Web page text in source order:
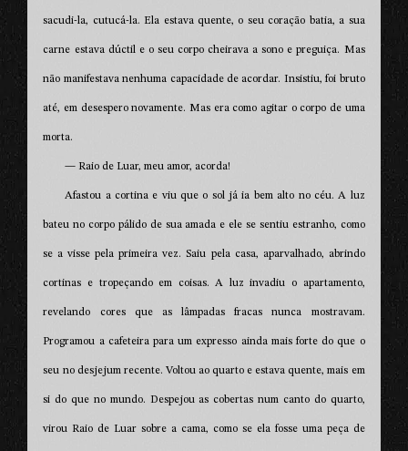
sacudi-la, cutucá-la. Ela estava quente, o seu coração batia, a sua
carne estava dúctil e o seu corpo cheirava a sono e preguiça. Mas
não manifestava nenhuma capacidade de acordar. Insistiu, foi bruto
até, em desespero novamente. Mas era como agitar o corpo de uma
morta.
— Raio de Luar, meu amor, acorda!
Afastou a cortina e viu que o sol já ia bem alto no céu. A luz
bateu no corpo pálido de sua amada e ele se sentiu estranho, como
se a visse pela primeira vez. Saiu pela casa, aparvalhado, abrindo
cortinas e tropeçando em coisas. A luz invadiu o apartamento,
revelando cores que as lâmpadas fracas nunca mostravam.
Programou a cafeteira para um expresso ainda mais forte do que o
seu no desjejum recente. Voltou ao quarto e estava quente, mais em
si do que no mundo. Despejou as cobertas num canto do quarto,
virou Raio de Luar sobre a cama, como se ela fosse uma peça de